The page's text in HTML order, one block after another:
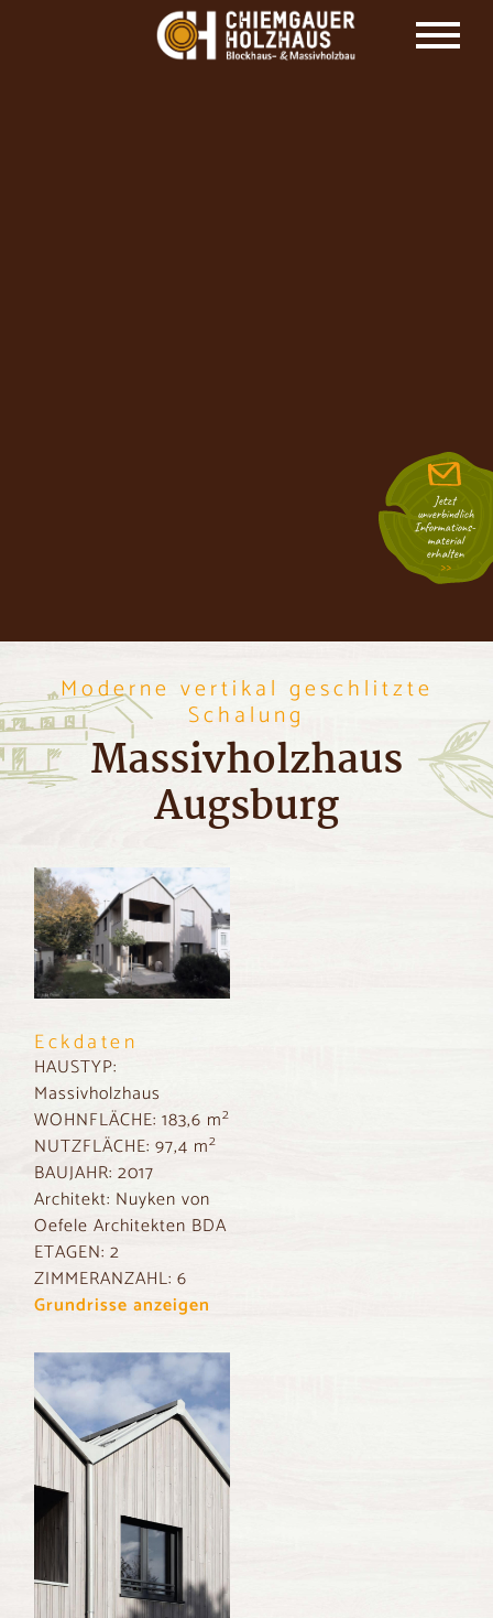
HOLZHAUS HERSTELLER CHIEMGAUER
HOLZHAUS
Massivholzhaus
Augsburg
Moderne vertikal geschlitzte
Schalung
Eckdaten
HAUSTYP:
Massivholzhaus
WOHNFLÄCHE: 183,6 m2
NUTZFLÄCHE: 97,4 m2
BAUJAHR: 2017
Architekt: Nuyken von
Oefele Architekten BDA
ETAGEN: 2
ZIMMERANZAHL: 6
Grundrisse anzeigen
Jetzt
unverbindlich
Informations­
material
erhalten